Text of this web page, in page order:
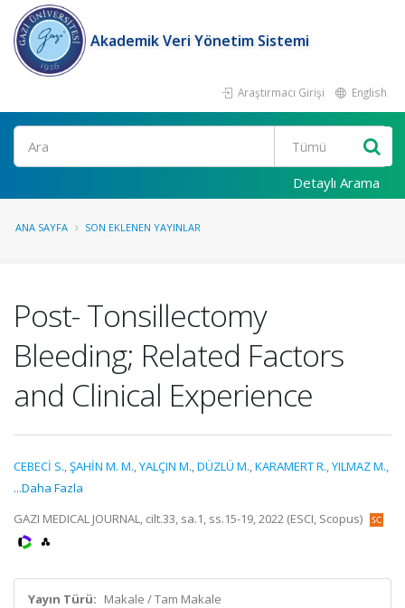
Akademik Veri Yönetim Sistemi
Araştırmacı Girişi English
Ara
Detaylı Arama
ANA SAYFA SON EKLENEN YAYINLAR
Post- Tonsillectomy
Bleeding; Related Factors
and Clinical Experience
CEBECİ S.,ŞAHİN M. M.,YALÇIN M.,DÜZLÜ M.,KARAMERT R.,YILMAZ M.,
...Daha Fazla
GAZI MEDICAL JOURNAL, cilt.33, sa.1, ss.15-19, 2022 (ESCI, Scopus)
Yayın Türü: Makale / Tam Makale